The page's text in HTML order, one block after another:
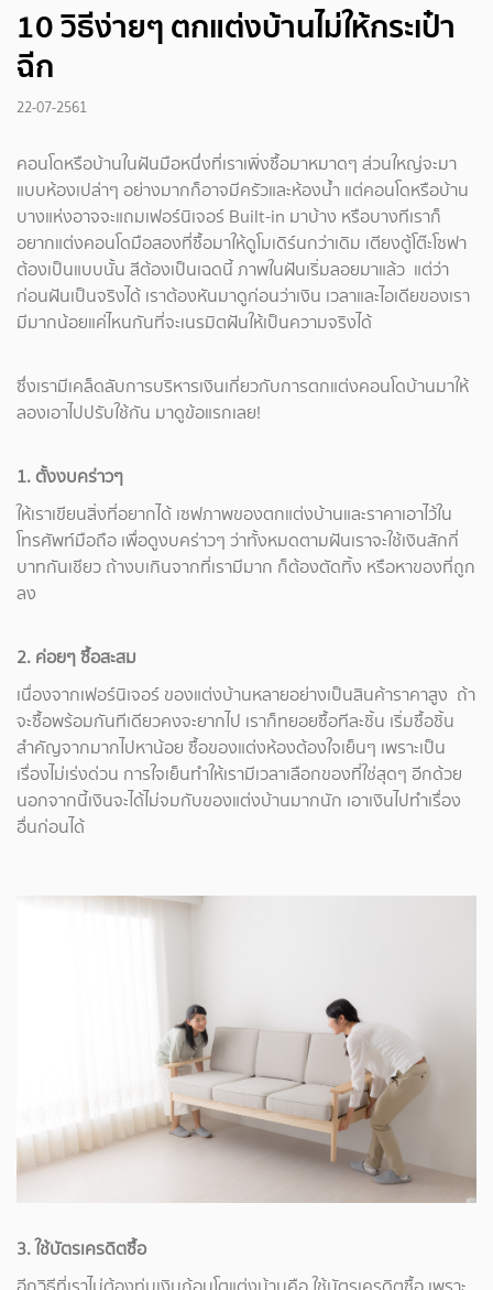
10 วิธีง่ายๆ ตกแต่งบ้านไม่ให้กระเป๋า
ฉีก
22-07-2561
คอนโดหรือบ้านในฝันมือหนึ่งที่เราเพิ่งซื้อมาหมาดๆ ส่วนใหญ่จะมา
แบบห้องเปล่าๆ อย่างมากก็อาจมีครัวและห้องน้ำ แต่คอนโดหรือบ้าน
บางแห่งอาจจะแถมเฟอร์นิเจอร์ Built-in มาบ้าง หรือบางทีเราก็
อยากแต่งคอนโดมือสองที่ซื้อมาให้ดูโมเดิร์นกว่าเดิม เตียงตู้โต๊ะโซฟา
ต้องเป็นแบบนั้น สีต้องเป็นเฉดนี้ ภาพในฝันเริ่มลอยมาแล้ว แต่ว่า
ก่อนฝันเป็นจริงได้ เราต้องหันมาดูก่อนว่าเงิน เวลาและไอเดียของเรา
มีมากน้อยแค่ไหนกันที่จะเนรมิตฝันให้เป็นความจริงได้
ซึ่งเรามีเคล็ดลับการบริหารเงินเกี่ยวกับการตกแต่งคอนโดบ้านมาให้
ลองเอาไปปรับใช้กัน มาดูข้อแรกเลย!
1. ตั้งงบคร่าวๆ
ให้เราเขียนสิ่งที่อยากได้ เซฟภาพของตกแต่งบ้านและราคาเอาไว้ใน
โทรศัพท์มือถือ เพื่อดูงบคร่าวๆ ว่าทั้งหมดตามฝันเราจะใช้เงินสักกี่
บาทกันเชียว ถ้างบเกินจากที่เรามีมาก ก็ต้องตัดทิ้ง หรือหาของที่ถูก
ลง
2. ค่อยๆ ซื้อสะสม
เนื่องจากเฟอร์นิเจอร์ ของแต่งบ้านหลายอย่างเป็นสินค้าราคาสูง ถ้า
จะซื้อพร้อมกันทีเดียวคงจะยากไป เราก็ทยอยซื้อทีละชิ้น เริ่มซื้อชิ้น
สำคัญจากมากไปหาน้อย ซื้อของแต่งห้องต้องใจเย็นๆ เพราะเป็น
เรื่องไม่เร่งด่วน การใจเย็นทำให้เรามีเวลาเลือกของที่ใช่สุดๆ อีกด้วย
นอกจากนี้เงินจะได้ไม่จมกับของแต่งบ้านมากนัก เอาเงินไปทำเรื่อง
อื่นก่อนได้
3. ใช้บัตรเครดิตซื้อ